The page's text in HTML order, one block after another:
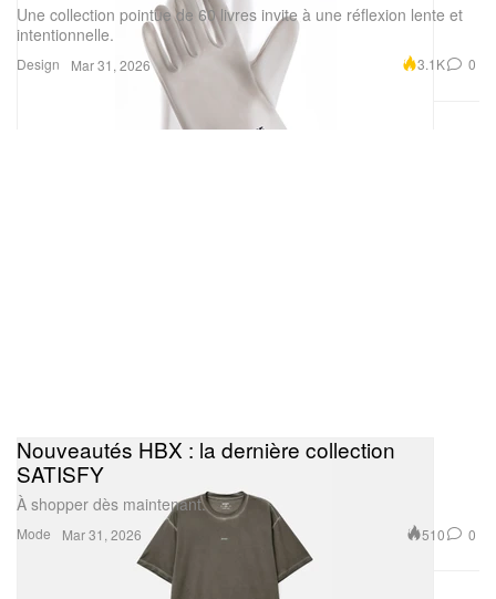
Design
Une collection pointue de 60 livres invite à une réflexion lente et
intentionnelle.
Mar 31, 2026 3.1K 0
Mode
Nouveautés HBX : la dernière collection
SATISFY
À shopper dès maintenant.
Mar 31, 2026 510 0